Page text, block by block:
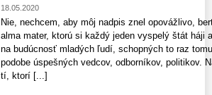
18.05.2020
Nie, nechcem, aby môj nadpis znel opovážlivo,
alma mater, ktorú si každý jeden vyspelý štát háji
na budúcnosť mladých ľudí, schopných to raz
podobe úspešných vedcov, odborníkov, politikov.
tí, ktorí [...]